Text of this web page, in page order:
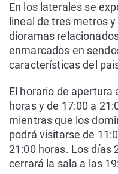
En los laterales se
lineal de tres metros
dioramas
enmarcados en
características del
El horario de apertura
horas y de 17:00 a
mientras que los
podrá visitarse de
21:00 horas. Los días
cerrará la sala a las